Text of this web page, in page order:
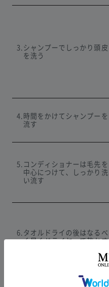
3.シャンプーでしっかり頭皮
を洗う
4.時間をかけてシャンプーを
流す
5.コンディショナーは毛先を
中心につけて、しっかり洗
い流す
6.タオルドライの後はなるべ
く早くドライヤーで乾かす